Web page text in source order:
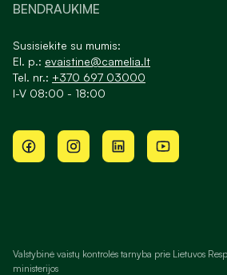
BENDRAUKIME
Susisiekite su mumis:
El. p.: evaistine@camelia.lt
Tel. nr.: +370 697 03000
I-V 08:00 - 18:00
Valstybinė vaistų kontrolės tarnyba prie Lietuvos
ministerijos